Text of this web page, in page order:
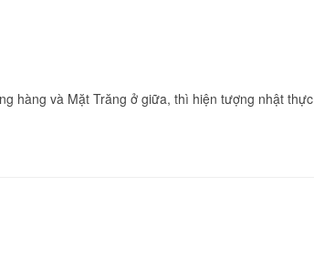
hàng và Mặt Trăng ở giữa, thì hiện tượng nhật thực